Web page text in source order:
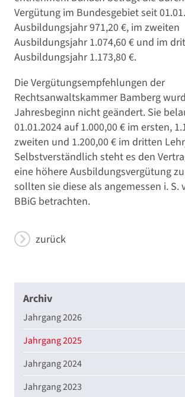
Vergütung im Bundesgebiet seit
Ausbildungsjahr 971,20 €, im zweiten
Ausbildungsjahr 1.074,60 € und im
Ausbildungsjahr 1.173,80 €.
Die Vergütungsempfehlungen der
Rechtsanwaltskammer Bamberg
Jahresbeginn nicht geändert. Sie
01.01.2024 auf 1.000,00 € im ersten,
zweiten und 1.200,00 € im dritten
Selbstverständlich steht es den
eine höhere Ausbildungsvergütung
sollten sie diese als angemessen i. S.
BBiG betrachten.
zurück
Archiv
Jahrgang 2026
Jahrgang 2025
Jahrgang 2024
Jahrgang 2023